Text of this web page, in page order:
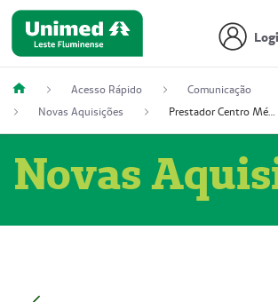
Acesso Rápido
Comunicação
Novas Aquisições
Prestador Centro Médico Vitória Ltda, 51004350-4: Centro Médico Vitória Ltda (Nome Fantasia: Policlínica Master)
Novas